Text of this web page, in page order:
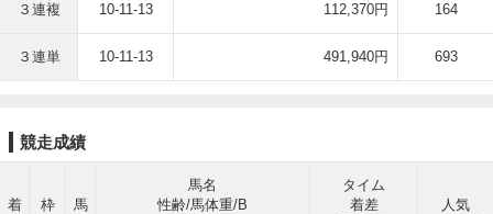
３連複 10-11-13 112,370円 164
３連単 10-11-13 491,940円 693
競走成績
着
枠
馬
馬名
性齢/馬体重/B
タイム
着差
人気